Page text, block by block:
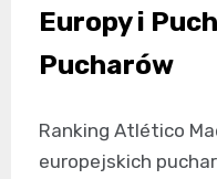
Europy i
Pucharów
Ranking Atlético
europejskich